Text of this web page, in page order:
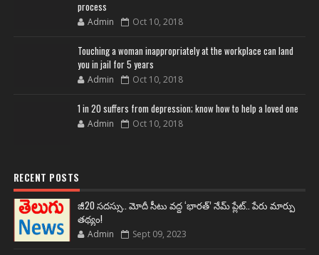
process
Admin Oct 10, 2018
Touching a woman inappropriately at the workplace can land
you in jail for 5 years
Admin Oct 10, 2018
1 in 20 suffers from depression; know how to help a loved one
Admin Oct 10, 2018
RECENT POSTS
జీ20 సదస్సు.. మోదీ సీటు వద్ద ‘భారత్’ నేమ్ ప్లేట్‌.. పేరు మార్పు
తథ్యం!
Admin Sept 09, 2023